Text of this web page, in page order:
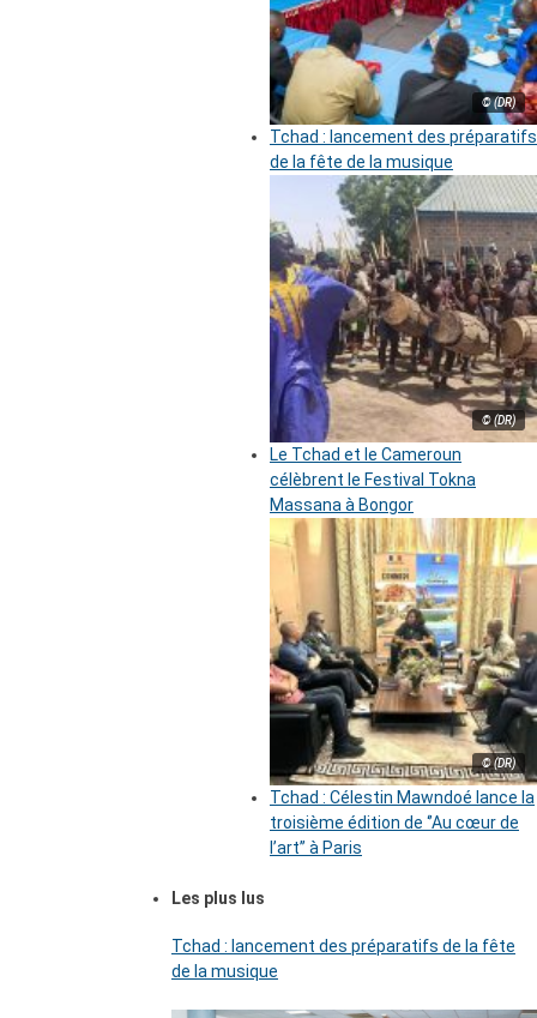
© (DR)
Tchad : lancement des préparatifs
de la fête de la musique
© (DR)
Le Tchad et le Cameroun
célèbrent le Festival Tokna
Massana à Bongor
© (DR)
Tchad : Célestin Mawndoé lance la
troisième édition de ‘’Au cœur de
l’art’’ à Paris
Les plus lus
Tchad : lancement des préparatifs de la fête
de la musique